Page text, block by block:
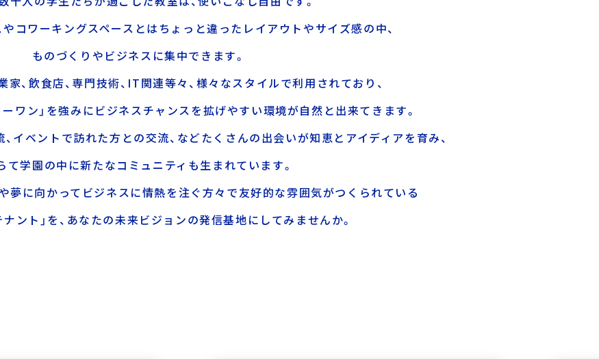
コワーキングスペースとはちょっと違ったレイアウトやサイズ感の中、
ものづくりやビジネスに集中できます。
家、飲食店、専門技術、IT関連等々、様々なスタイルで利用されており、
ーワン」を強みにビジネスチャンスを拡げやすい環境が自然と出来てきます。
イベントで訪れた方との交流、などたくさんの出会いが知恵とアイディアを育み、
て学園の中に新たなコミュニティも生まれています。
夢に向かってビジネスに情熱を注ぐ方々で友好的な雰囲気がつくられている
ナント」を、あなたの未来ビジョンの発信基地にしてみませんか。